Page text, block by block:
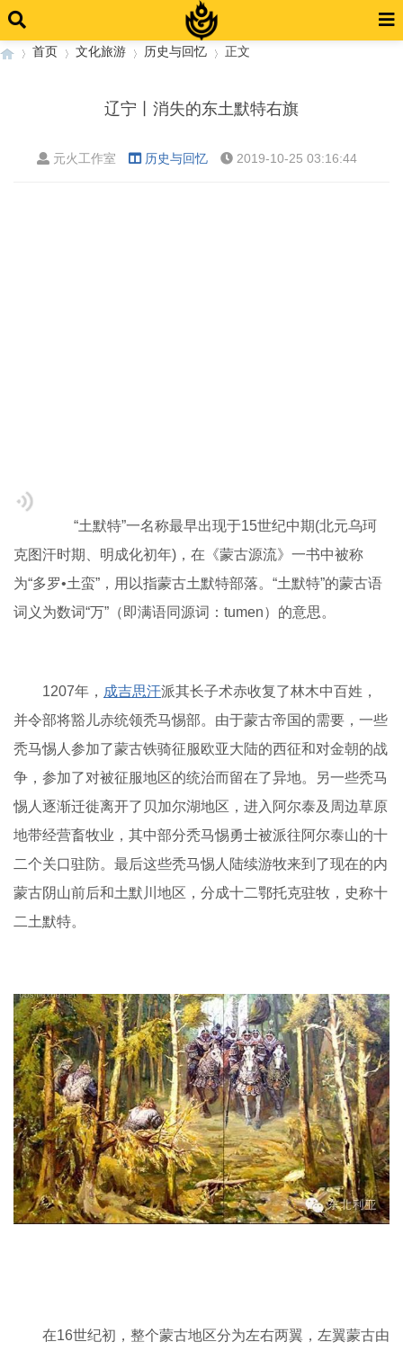
首页 文化旅游 历史与回忆 正文
辽宁丨消失的东土默特右旗
元火工作室 历史与回忆 2019-10-25 03:16:44
“土默特”一名称最早出现于15世纪中期(北元乌珂
克图汗时期、明成化初年)，在《蒙古源流》一书中被称
为“多罗•土蛮”，用以指蒙古土默特部落。“土默特”的蒙古语
词义为数词“万”（即满语同源词：tumen）的意思。
1207年， 成吉思汗派其长子术赤收复了林木中百姓，
并令部将豁儿赤统领秃马惕部。由于蒙古帝国的需要，一些
秃马惕人参加了蒙古铁骑征服欧亚大陆的西征和对金朝的战
争，参加了对被征服地区的统治而留在了异地。另一些秃马
惕人逐渐迁徙离开了贝加尔湖地区，进入阿尔泰及周边草原
地带经营畜牧业，其中部分秃马惕勇士被派往阿尔泰山的十
二个关口驻防。最后这些秃马惕人陆续游牧来到了现在的内
蒙古阴山前后和土默川地区，分成十二鄂托克驻牧，史称十
二土默特。
在16世纪初，整个蒙古地区分为左右两翼，左翼蒙古由